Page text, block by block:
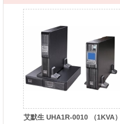
艾默生 UHA1R-0010 （1KVA